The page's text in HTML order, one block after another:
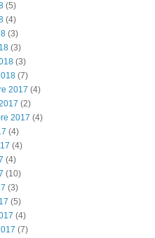
(5)
(4)
(3)
(3)
(3)
(7)
2017 (4)
(2)
2017 (4)
(4)
(4)
(4)
(10)
(3)
(5)
(4)
(7)